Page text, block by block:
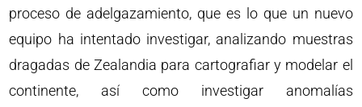
proceso de adelgazamiento, que es lo que un nuevo
equipo ha intentado investigar, analizando muestras
dragadas de Zealandia para cartografiar y modelar el
continente, así como investigar anomalías